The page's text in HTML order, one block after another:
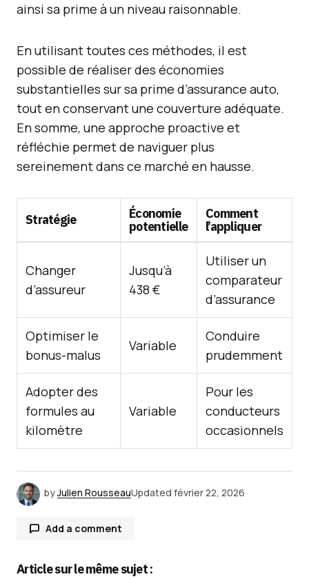
ainsi sa prime à un niveau raisonnable.
En utilisant toutes ces méthodes, il est
possible de réaliser des économies
substantielles sur sa prime d’assurance auto,
tout en conservant une couverture adéquate.
En somme, une approche proactive et
réfléchie permet de naviguer plus
sereinement dans ce marché en hausse.
Stratégie
Économie
potentielle
Comment
l’appliquer
Changer
d’assureur
Jusqu’à
438 €
Utiliser un
comparateur
d’assurance
Optimiser le
bonus-malus
Variable
Conduire
prudemment
Adopter des
formules au
kilomètre
Variable
Pour les
conducteurs
occasionnels
byJulien RousseauUpdated février 22, 2026
Add a comment
Article sur le même sujet :